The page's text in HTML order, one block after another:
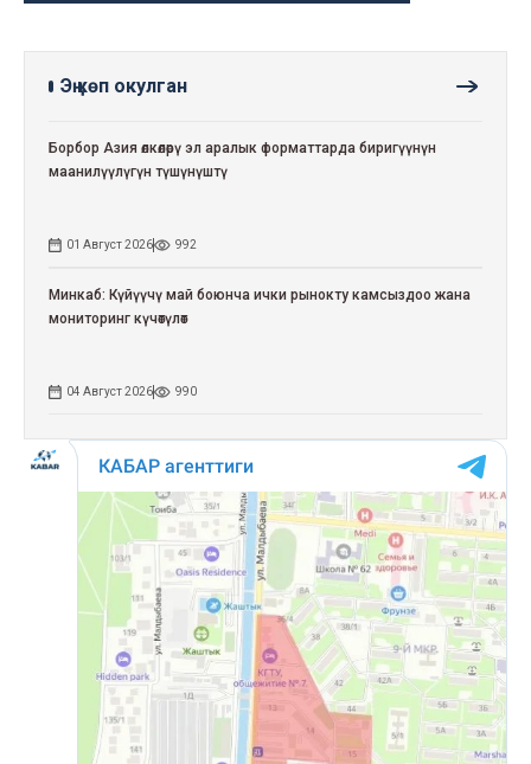
Эң көп окулган
Борбор Азия өлкөлөрү эл аралык форматтарда биригүүнүн
маанилүүлүгүн түшүнүштү
01 Август 2026 992
Минкаб: Күйүүчү май боюнча ички рынокту камсыздоо жана
мониторинг күчөтүлөт
04 Август 2026 990